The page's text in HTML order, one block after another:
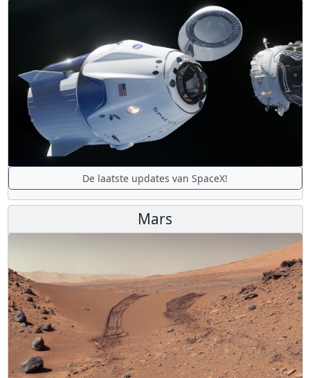
De laatste updates van SpaceX!
Mars